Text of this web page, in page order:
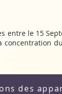
entre le 15
des